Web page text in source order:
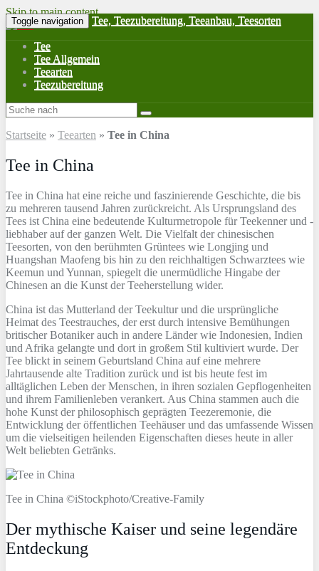
Skip to main content
Toggle navigation Tee, Teezubereitung, Teeanbau, Teesorten
Tee
Tee Allgemein
Teearten
Teezubereitung
Startseite » Teearten » Tee in China
Tee in China
Tee in China hat eine reiche und faszinierende Geschichte, die bis
zu mehreren tausend Jahren zurückreicht. Als Ursprungsland des
Tees ist China eine bedeutende Kulturmetropole für Teekenner und -
liebhaber auf der ganzen Welt. Die Vielfalt der chinesischen
Teesorten, von den berühmten Grüntees wie Longjing und
Huangshan Maofeng bis hin zu den reichhaltigen Schwarztees wie
Keemun und Yunnan, spiegelt die unermüdliche Hingabe der
Chinesen an die Kunst der Teeherstellung wider.
China ist das Mutterland der Teekultur und die ursprüngliche
Heimat des Teestrauches, der erst durch intensive Bemühungen
britischer Botaniker auch in andere Länder wie Indonesien, Indien
und Afrika gelangte und dort in großem Stil kultiviert wurde. Der
Tee blickt in seinem Geburtsland China auf eine mehrere
Jahrtausende alte Tradition zurück und ist bis heute fest im
alltäglichen Leben der Menschen, in ihren sozialen Gepflogenheiten
und ihrem Familienleben verankert. Aus China stammen auch die
hohe Kunst der philosophisch geprägten Teezeremonie, die
Entwicklung der öffentlichen Teehäuser und das umfassende Wissen
um die vielseitigen heilenden Eigenschaften dieses heute in aller
Welt beliebten Getränks.
Tee in China ©iStockphoto/Creative-Family
Der mythische Kaiser und seine legendäre
Entdeckung